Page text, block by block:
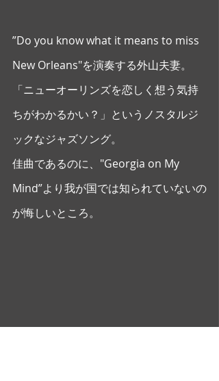
”Do you know what it means to miss
New Orleans"を演奏する外山夫妻。
「ニューオーリンズを恋しく想う気持
ちがわかるかい？」というノスタルジ
ックなジャズソング。
佳曲であるのに、"Georgia on My
Mind”より我が国では知られていないの
が悔しいところ。